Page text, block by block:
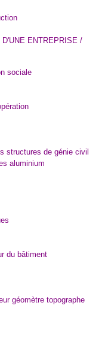
D'UNE ENTREPRISE /
sociale
structures de génie civil
aluminium
du bâtiment
géomètre topographe